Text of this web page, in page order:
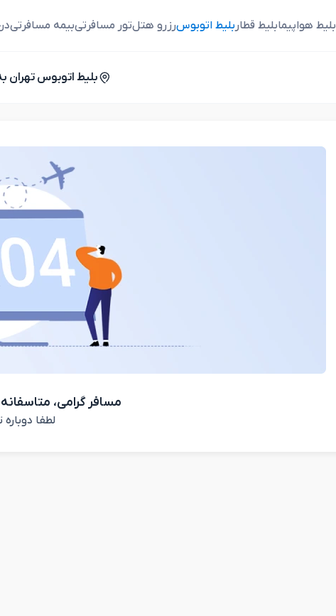
بلیط هواپیمابلیط قطاربلیط اتوبوسرزرو هتلتور مسافرتیبیمه مسافرتی
بلیط اتوبوس تهران
مسافر گرامی،
لطفا